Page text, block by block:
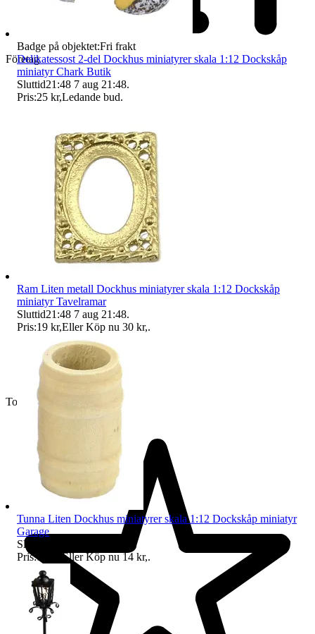
Företag
Toppsäljare
Badge på objektet:Fri frakt
Delikatessost 2-del Dockhus miniatyrer skala 1:12 Dockskåp
miniatyr Chark Butik
Sluttid21:48 7 aug 21:48.
Pris:25 kr,Ledande bud.
Ram Liten metall Dockhus miniatyrer skala 1:12 Dockskåp
miniatyr Tavelramar
Sluttid21:48 7 aug 21:48.
Pris:19 kr,Eller Köp nu 30 kr,.
Tunna Liten Dockhus miniatyrer skala 1:12 Dockskåp miniatyr
Garage
Sluttid
Pris:12 kr Eller Köp nu 14 kr,.